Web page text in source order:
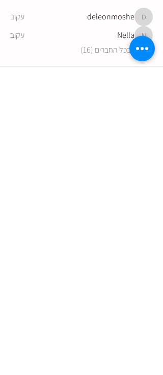
deleonmoshe
deleonmoshe עקוב
Nella
Nella
עקוב
לצפייה בכל החברים (16)